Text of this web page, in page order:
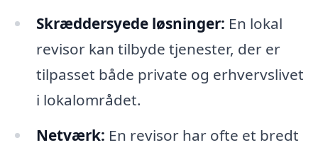
Skræddersyede løsninger: En lokal
revisor kan tilbyde tjenester, der er
tilpasset både private og erhvervslivet
i lokalområdet.
Netværk: En revisor har ofte et bredt